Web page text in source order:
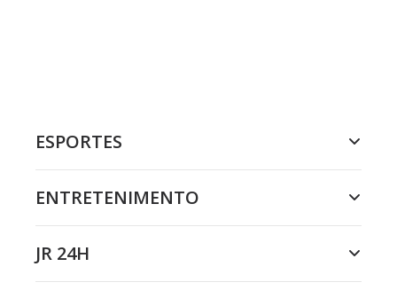
ESPORTES
ENTRETENIMENTO
JR 24H